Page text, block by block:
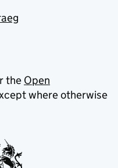
the Open
where otherwise